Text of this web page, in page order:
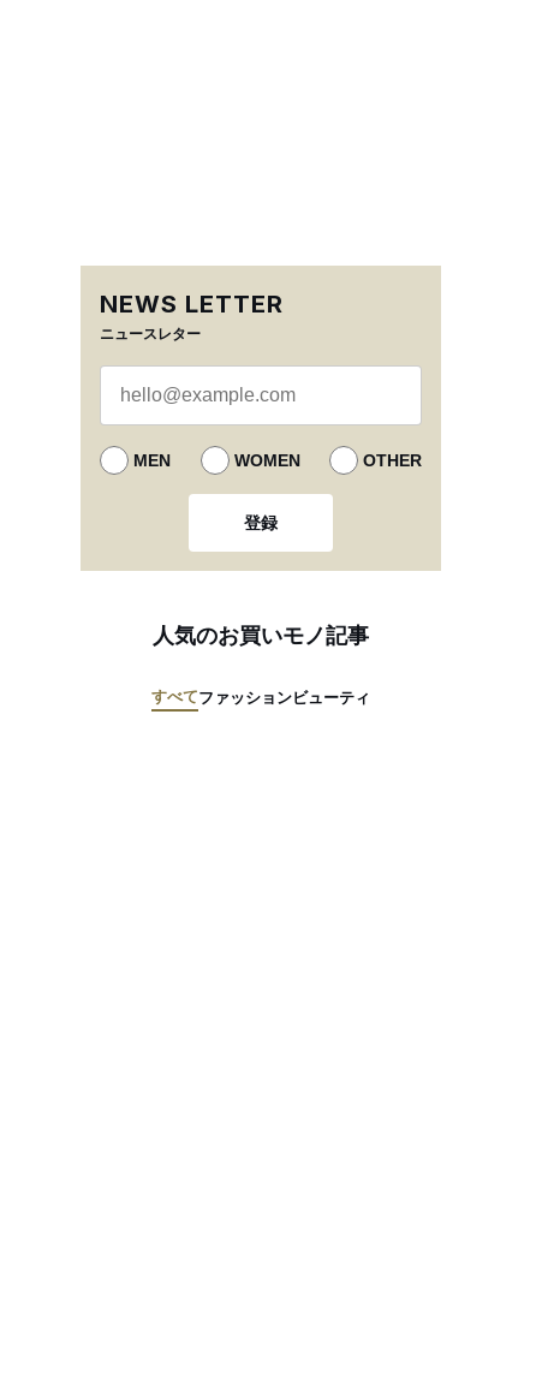
NEWS LETTER
ニュースレター
MEN WOMEN OTHER
登録
人気のお買いモノ記事
すべてファッションビューティ